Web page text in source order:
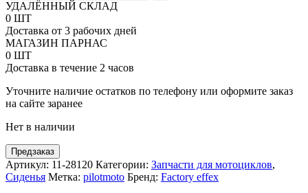
товара
Покрытие
сиденья
с
доп.
подушкой
TC4
под
Kawasaki
KX450F
2006-
08
УДАЛЁННЫЙ СКЛАД
0 ШТ
Доставка от 3 рабочих дней
МАГАЗИН ПАРНАС
0 ШТ
Доставка в течение 2 часов
Уточните наличие остатков по телефону или оформите заказ
на сайте заранее
Нет в наличии
Предзаказ
Артикул: 11-28120 Категории: Запчасти для мотоциклов,
Сиденья Метка: pilotmoto Бренд: Factory effex